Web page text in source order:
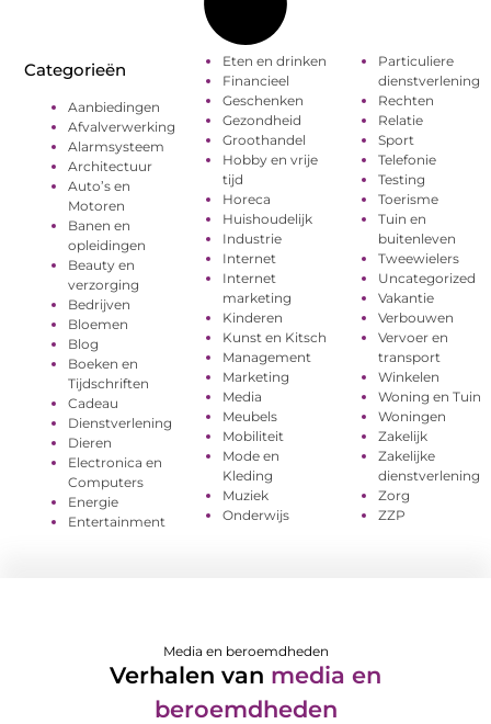
Categorieën
Aanbiedingen
Afvalverwerking
Alarmsysteem
Architectuur
Auto’s en
Motoren
Banen en
opleidingen
Beauty en
verzorging
Bedrijven
Bloemen
Blog
Boeken en
Tijdschriften
Cadeau
Dienstverlening
Dieren
Electronica en
Computers
Energie
Entertainment
Eten en drinken
Financieel
Geschenken
Gezondheid
Groothandel
Hobby en vrije
tijd
Horeca
Huishoudelijk
Industrie
Internet
Internet
marketing
Kinderen
Kunst en Kitsch
Management
Marketing
Media
Meubels
Mobiliteit
Mode en
Kleding
Muziek
Onderwijs
Particuliere
dienstverlening
Rechten
Relatie
Sport
Telefonie
Testing
Toerisme
Tuin en
buitenleven
Tweewielers
Uncategorized
Vakantie
Verbouwen
Vervoer en
transport
Winkelen
Woning en Tuin
Woningen
Zakelijk
Zakelijke
dienstverlening
Zorg
ZZP
Media en beroemdheden
Verhalen van media en
beroemdheden